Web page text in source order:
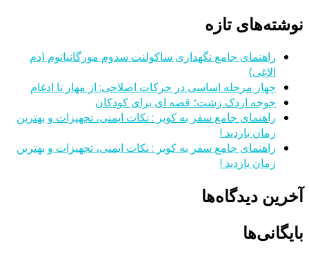
نوشته‌های تازه
راهنمای جامع نگهداری ساکولنت سدوم مورگانیانوم (دم
الاغی)
چهار مرحله اساسی در حرکات اصلاحی: از مهار تا ادغام
جوجه اردک زشت؛ قصه ای برای کودکان
راهنمای جامع سفر به کویر : نکات ایمنی، تجهیزات و بهترین
زمان بازدید !
راهنمای جامع سفر به کویر : نکات ایمنی، تجهیزات و بهترین
زمان بازدید !
آخرین دیدگاه‌ها
بایگانی‌ها